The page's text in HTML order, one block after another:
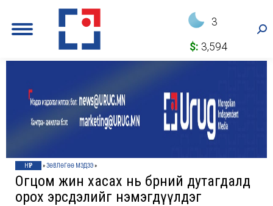
3
$: 3,594
НҮҮР »ЗӨВЛӨГӨӨ МЭДЭЭ»
Огцом жин хасах нь бөөрний дутагдалд
орох эрсдэлийг нэмэгдүүлдэг